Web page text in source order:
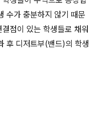
수가 충분하지 않기 때문
점이 있는 학생들로 채워
후 디저트부(밴드)의 학생